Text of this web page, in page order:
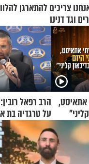
צריכים להתארגן
וגד דנינו
אתאיסט, הרב רפאל
על טרגדיה בת